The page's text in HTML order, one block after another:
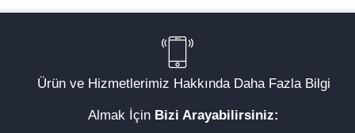
Ürün ve Hizmetlerimiz Hakkında Daha Fazla Bilgi
Almak İçin Bizi Arayabilirsiniz: